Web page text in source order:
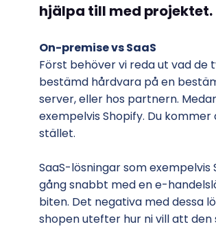
hjälpa till med projektet.
On-premise vs SaaS
Först behöver vi reda ut vad
bestämd hårdvara på en
server, eller hos partnern.
exempelvis Shopify. Du
stället.
SaaS-lösningar som
gång snabbt med en e-
biten. Det negativa med dessa
shopen utefter hur ni vill att den